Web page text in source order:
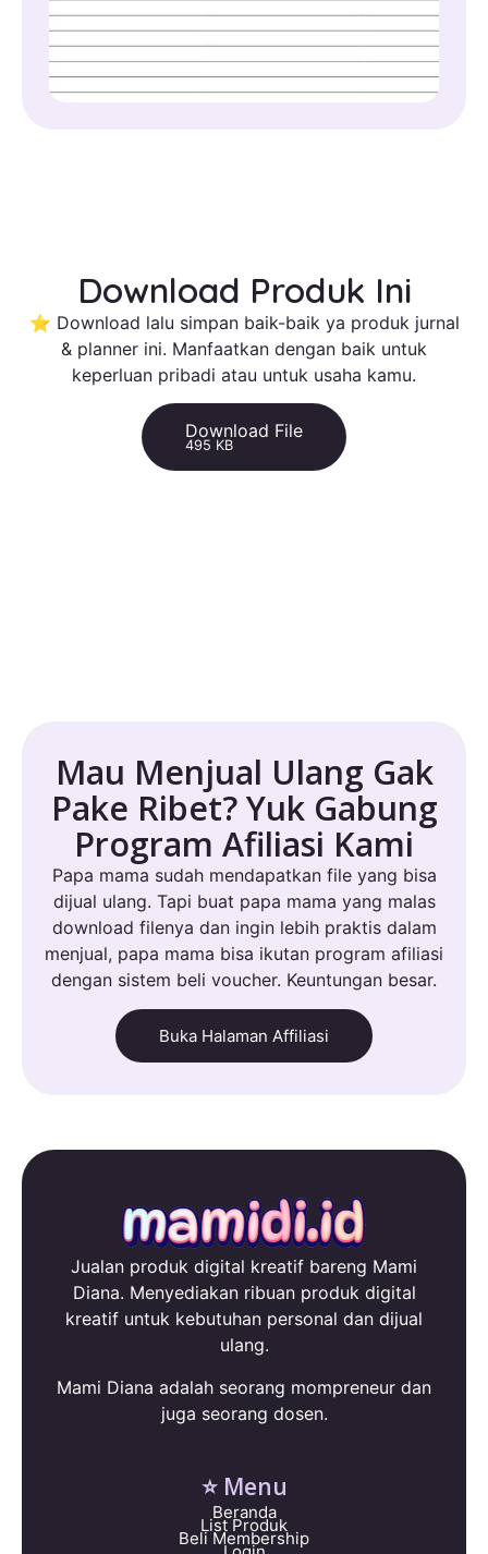
Download Produk Ini
⭐ Download lalu simpan baik-baik ya produk jurnal
& planner ini. Manfaatkan dengan baik untuk
keperluan pribadi atau untuk usaha kamu.
Download File
495 KB
Mau Menjual Ulang Gak
Pake Ribet? Yuk Gabung
Program Afiliasi Kami
Papa mama sudah mendapatkan file yang bisa
dijual ulang. Tapi buat papa mama yang malas
download filenya dan ingin lebih praktis dalam
menjual, papa mama bisa ikutan program afiliasi
dengan sistem beli voucher. Keuntungan besar.
Buka Halaman Affiliasi
Jualan produk digital kreatif bareng Mami
Diana. Menyediakan ribuan produk digital
kreatif untuk kebutuhan personal dan dijual
ulang.
Mami Diana adalah seorang mompreneur dan
juga seorang dosen.
⭐ Menu
Beranda
List Produk
Beli Membership